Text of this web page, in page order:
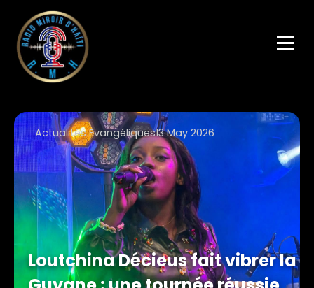
Actualités Evangéliques13 May 2026
Loutchina Décieus fait vibrer la